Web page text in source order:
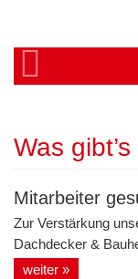
Was
Mitarbeiter
Zur Verstärkung
Dachdecker &
weiter »